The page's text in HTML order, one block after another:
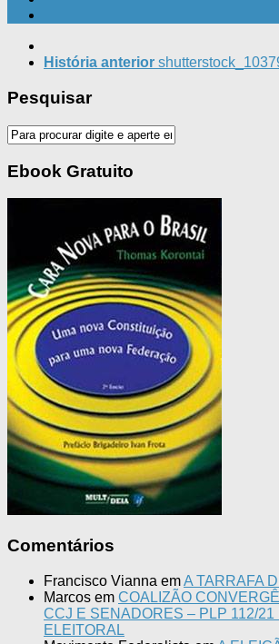
História anterior
Pesquisar
Ebook Gratuito
Comentários
Francisco Vianna emA TARRAFA
Marcos em COALIZÃO
CCJ E SENADORES – PLP 112/21
ELEITORAL